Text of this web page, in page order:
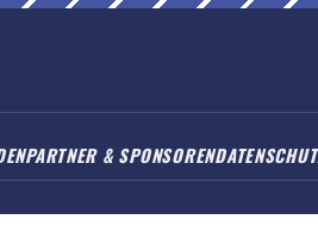
PARTNER & SPONSOREN